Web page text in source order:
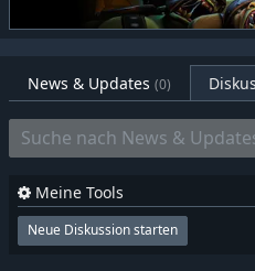
News & Updates (0)
Meine Tools
Neue Diskussion starten